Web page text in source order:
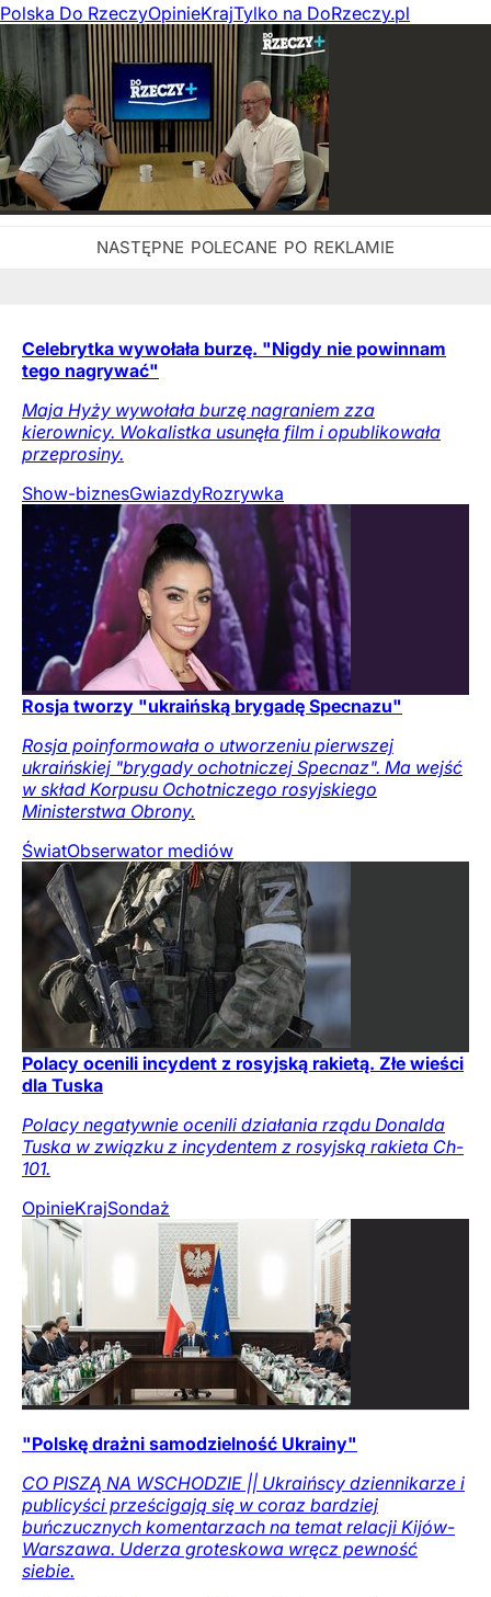
Polska Do RzeczyOpinieKrajTylko na DoRzeczy.pl
Celebrytka wywołała burzę. "Nigdy nie powinnam
tego nagrywać"
Maja Hyży wywołała burzę nagraniem zza
kierownicy. Wokalistka usunęła film i opublikowała
przeprosiny.
Show-biznesGwiazdyRozrywka
Rosja tworzy "ukraińską brygadę Specnazu"
Rosja poinformowała o utworzeniu pierwszej
ukraińskiej "brygady ochotniczej Specnaz". Ma wejść
w skład Korpusu Ochotniczego rosyjskiego
Ministerstwa Obrony.
ŚwiatObserwator mediów
Polacy ocenili incydent z rosyjską rakietą. Złe wieści
dla Tuska
Polacy negatywnie ocenili działania rządu Donalda
Tuska w związku z incydentem z rosyjską rakieta Ch-
101.
OpinieKrajSondaż
"Polskę drażni samodzielność Ukrainy"
CO PISZĄ NA WSCHODZIE || Ukraińscy dziennikarze i
publicyści prześcigają się w coraz bardziej
buńczucznych komentarzach na temat relacji Kijów-
Warszawa. Uderza groteskowa wręcz pewność
siebie.